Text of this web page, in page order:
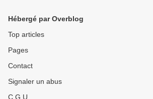
Hébergé par Overblog
Top articles
Pages
Contact
Signaler un abus
C.G.U.